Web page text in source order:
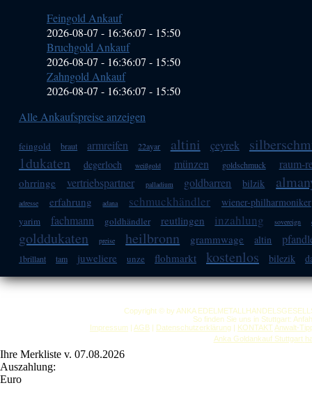
Feingold Ankauf
2026-08-07 - 16:36:07 - 15:50
Bruchgold Ankauf
2026-08-07 - 16:36:07 - 15:50
Zahngold Ankauf
2026-08-07 - 16:36:07 - 15:50
Alle Ankaufspreise anzeigen
feingold braut armreifen 22ayar altini çeyrek
1dukaten
degerloch weißgold münzen goldschmuck raum-
ohrringe vertriebspartner palladium goldbarren bilzik
adresse erfahrung adana schmuckhändler wiener-philharmoniker
yarim fachmann goldhändler reutlingen inzahlung sovereign
golddukaten preise heilbronn grammwage altin
1brillant tam juweliere unze flohmarkt kostenlos bilezik
Copyright © by ANKA
So finden Sie uns in Stuttgart:
Impressum | AGB | Datenschutzerklärung | KONTAKT Anwalt-
Anka Goldankauf Stuttgart
Ihre Merkliste v. 07.08.2026
Auszahlung:
Euro